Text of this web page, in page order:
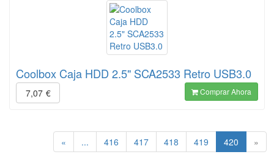
Coolbox Caja HDD 2.5" SCA2533 Retro USB3.0
7,07 € Comprar Ahora
« ... 416 417 418 419 420 (current)
»